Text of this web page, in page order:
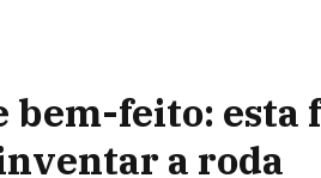
bem-feito: esta
a roda